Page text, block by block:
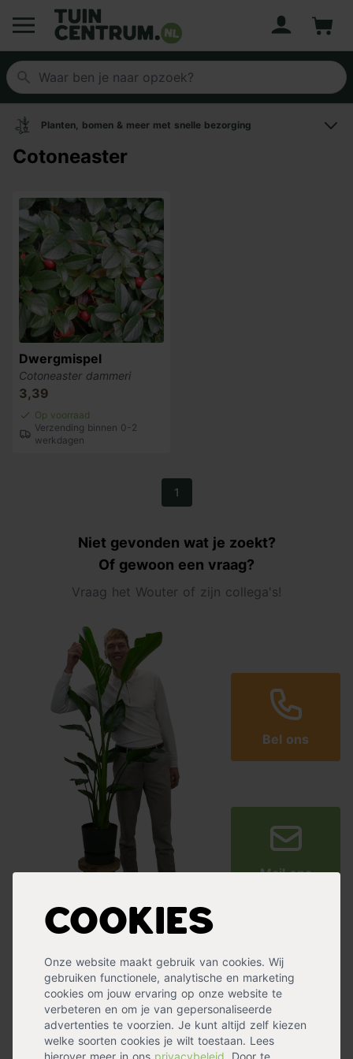
Logo Tuincentrum.nl
Cookies
Onze website maakt gebruik van cookies. Wij
gebruiken functionele, analytische en marketing
cookies om jouw ervaring op onze website te
verbeteren en om je van gepersonaliseerde
advertenties te voorzien. Je kunt altijd zelf kiezen
welke soorten cookies je wilt toestaan. Lees
hierover meer in ons privacybeleid. Door te
Planten, bomen & meer met snelle bezorging
Cotoneaster
Dwergmispel
Cotoneaster dammeri
3,39
Op voorraad
Verzending binnen 0-2
werkdagen
1
Niet gevonden wat je zoekt?
Of gewoon een vraag?
Vraag het Wouter of zijn collega's!
Bel ons
Mail ons
Super service prima service